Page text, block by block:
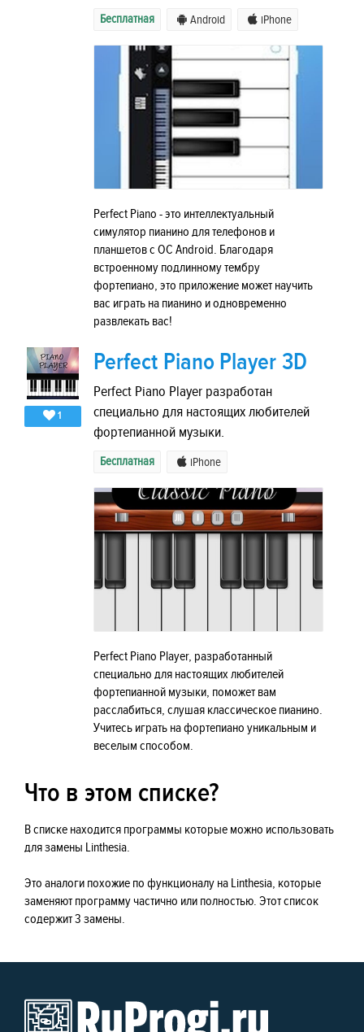
Бесплатная Android iPhone
Perfect Piano - это интеллектуальный
симулятор пианино для телефонов и
планшетов с ОС Android. Благодаря
встроенному подлинному тембру
фортепиано, это приложение может научить
вас играть на пианино и одновременно
развлекать вас!
1
Perfect Piano Player 3D
Perfect Piano Player разработан
специально для настоящих любителей
фортепианной музыки.
Бесплатная iPhone
Perfect Piano Player, разработанный
специально для настоящих любителей
фортепианной музыки, поможет вам
расслабиться, слушая классическое пианино.
Учитесь играть на фортепиано уникальным и
веселым способом.
Что в этом списке?
В списке находится программы которые можно использовать
для замены Linthesia.
Это аналоги похожие по функционалу на Linthesia, которые
заменяют программу частично или полностью. Этот список
содержит 3 замены.